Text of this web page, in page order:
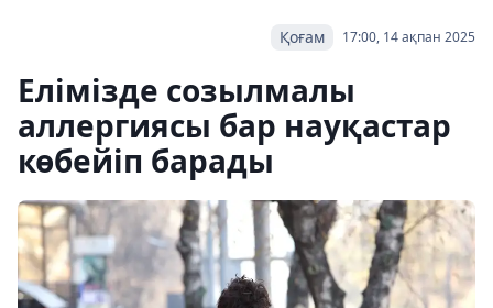
17:00, 14 ақпан 2025
Қоғам
Елімізде созылмалы
аллергиясы бар науқастар
көбейіп барады